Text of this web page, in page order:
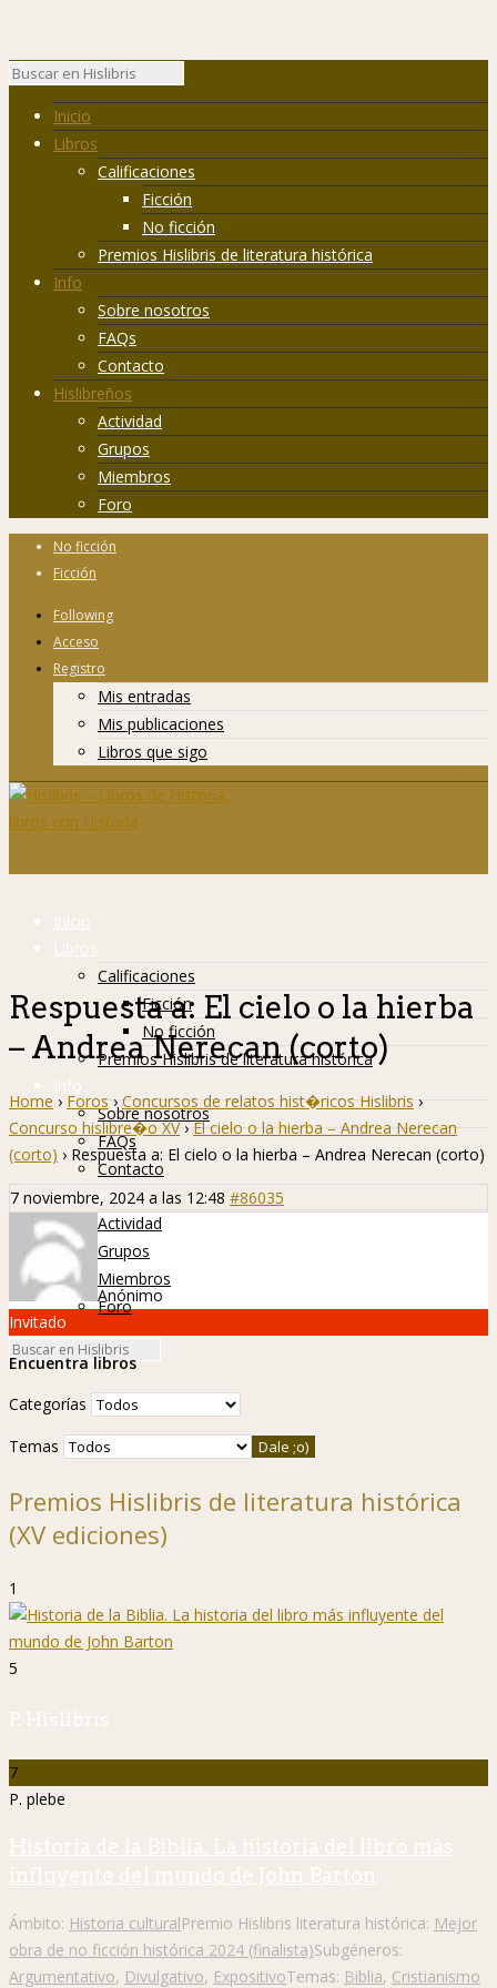
Inicio
Libros
Calificaciones
Ficción
No ficción
Premios Hislibris de literatura histórica
Info
Sobre nosotros
FAQs
Contacto
Hislibreños
Actividad
Grupos
Miembros
Foro
No ficción
Ficción
Following
Acceso
Registro
Mis entradas
Mis publicaciones
Libros que sigo
Inicio
Libros
Calificaciones
Ficción
No ficción
Premios Hislibris de literatura histórica
Info
Sobre nosotros
FAQs
Contacto
Hislibreños
Actividad
Grupos
Miembros
Foro
Respuesta a: El cielo o la hierba
– Andrea Nerecan (corto)
Home › Foros › Concursos de relatos hist�ricos Hislibris ›
Concurso hislibre�o XV › El cielo o la hierba – Andrea Nerecan
(corto) › Respuesta a: El cielo o la hierba – Andrea Nerecan (corto)
7 noviembre, 2024 a las 12:48 #86035
Anónimo
Invitado
Encuentra libros
Categorías
Temas
Premios Hislibris de literatura histórica
(XV ediciones)
1
5
P. Hislibris
7
P. plebe
Historia de la Biblia. La historia del libro más
influyente del mundo de John Barton
Ámbito: Historia culturalPremio Hislibris literatura histórica: Mejor
obra de no ficción histórica 2024 (finalista)Subgéneros:
Argumentativo, Divulgativo, ExpositivoTemas: Biblia, Cristianismo